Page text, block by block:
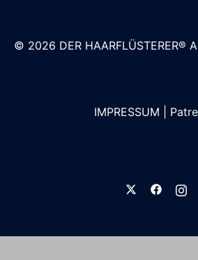
© 2026 DER HAARFLÜSTERER®
IMPRESSUM